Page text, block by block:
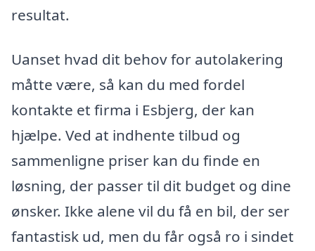
resultat.
Uanset hvad dit behov for autolakering
måtte være, så kan du med fordel
kontakte et firma i Esbjerg, der kan
hjælpe. Ved at indhente tilbud og
sammenligne priser kan du finde en
løsning, der passer til dit budget og dine
ønsker. Ikke alene vil du få en bil, der ser
fantastisk ud, men du får også ro i sindet